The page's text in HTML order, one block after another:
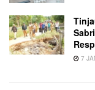
7